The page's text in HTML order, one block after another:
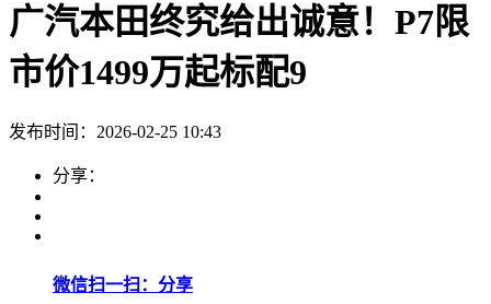
广汽本田终究给出诚意！P7限
市价1499万起标配9
发布时间：2026-02-25 10:43
分享：
微信扫一扫：分享